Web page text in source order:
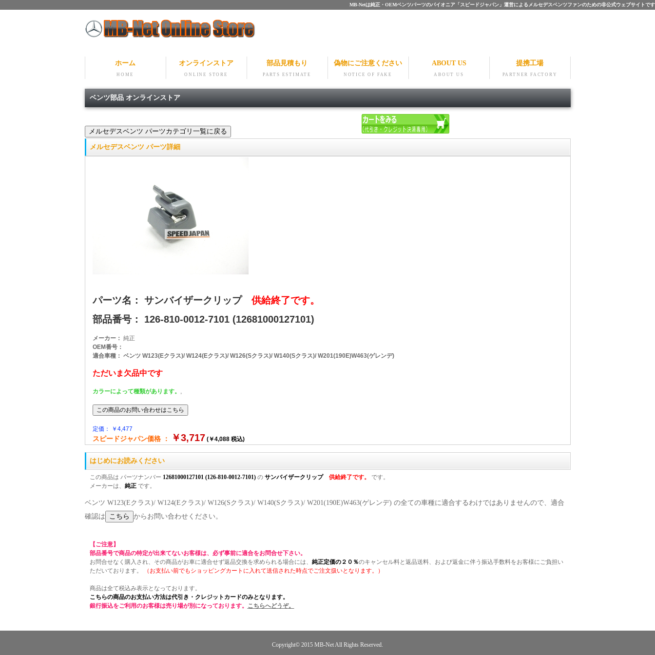
MB-Netは純正・OEMベンツパーツのパイオニア「スピードジャパン」運営によるメルセデスベンツファンのための非公式ウェブサイトです
ホーム
HOME
オンラインストア
ONLINE STORE
部品見積もり
PARTS ESTIMATE
偽物にご注意ください
NOTICE OF FAKE
ABOUT US
ABOUT US
提携工場
PARTNER FACTORY
ベンツ部品 オンラインストア
メルセデスベンツ パーツ詳細
パーツ名： サンバイザークリップ 供給終了です。
部品番号： 126-810-0012-7101 (12681000127101)
メーカー： 純正
OEM番号：
適合車種： ベンツ W123(Eクラス)/ W124(Eクラス)/ W126(Sクラス)/ W140(Sクラス)/ W201(190E)W463(ゲレンデ)
ただいま欠品中です
カラーによって種類があります。 ,
定価： ￥4,477
スピードジャパン価格 ： ￥3,717 (￥4,088 税込)
はじめにお読みください
この商品は パーツナンバー 12681000127101 (126-810-0012-7101)の サンバイザークリップ 供給終了です。
です。
メーカーは、 純正です。
ベンツ W123(Eクラス)/ W124(Eクラス)/ W126(Sクラス)/ W140(Sクラス)/ W201(190E)W463(ゲレンデ) の全ての車種に適合するわけではありませんので、適合
確認は
からお問い合わせください。
【ご注意】
部品番号で商品の特定が出来てないお客様は、必ず事前に適合をお問合せ下さい。
お問合せなく購入され、その商品がお車に適合せず返品交換を求められる場合には、 純正定価の２０％のキャンセル料と返品送料、および返金に伴う振込手数料をお客様にご負担い
ただいております。
（お支払い前でもショッピングカートに入れて送信された時点でご注文扱いとなります。）
商品は全て税込み表示となっております。
こちらの商品のお支払い方法は代引き・クレジットカードのみとなります。
銀行振込をご利用のお客様は売り場が別になっております。 こちらへどうぞ。
Copyright© 2015 MB-NetAll Rights Reserved.